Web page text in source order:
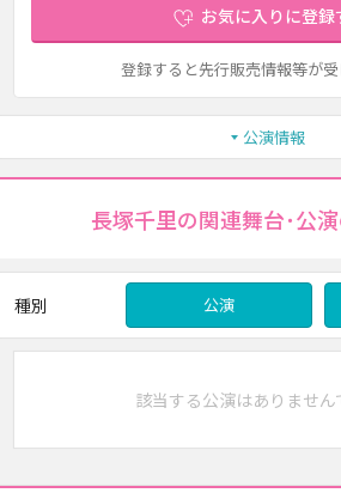
お気に入りに登録
登録すると先行販売情報等が
公演情報
長塚千里の関連舞台･公
種別 公演
該当する公演はありません